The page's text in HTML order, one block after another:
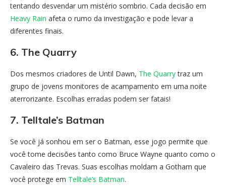
tentando desvendar um mistério sombrio. Cada decisão em
Heavy Rain afeta o rumo da investigação e pode levar a
diferentes finais.
6. The Quarry
Dos mesmos criadores de Until Dawn, The Quarrytraz um
grupo de jovens monitores de acampamento em uma noite
aterrorizante. Escolhas erradas podem ser fatais!
7. Telltale’s Batman
Se você já sonhou em ser o Batman, esse jogo permite que
você tome decisões tanto como Bruce Wayne quanto como o
Cavaleiro das Trevas. Suas escolhas moldam a Gotham que
você protege em Telltale’s Batman.